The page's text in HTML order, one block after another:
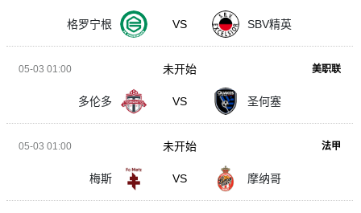
格罗宁根 VS SBV精英
05-03 01:00 美职联
多伦多 VS 圣何塞
未开始
05-03 01:00 法甲
梅斯 VS 摩纳哥
未开始